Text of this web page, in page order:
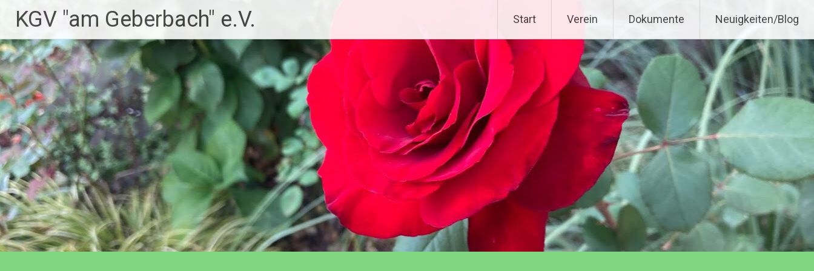
Inhalt
springen
KGV "am Geberbach" e.V. Start Verein Dokumente Neuigkeiten/Blog